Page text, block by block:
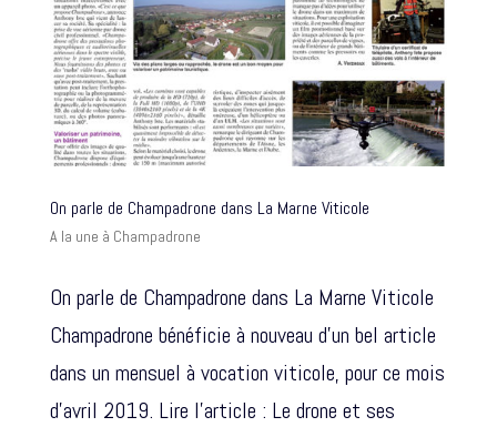
On parle de Champadrone dans La Marne Viticole
A la une à Champadrone
On parle de Champadrone dans La Marne Viticole
Champadrone bénéficie à nouveau d’un bel article
dans un mensuel à vocation viticole, pour ce mois
d’avril 2019. Lire l’article : Le drone et ses